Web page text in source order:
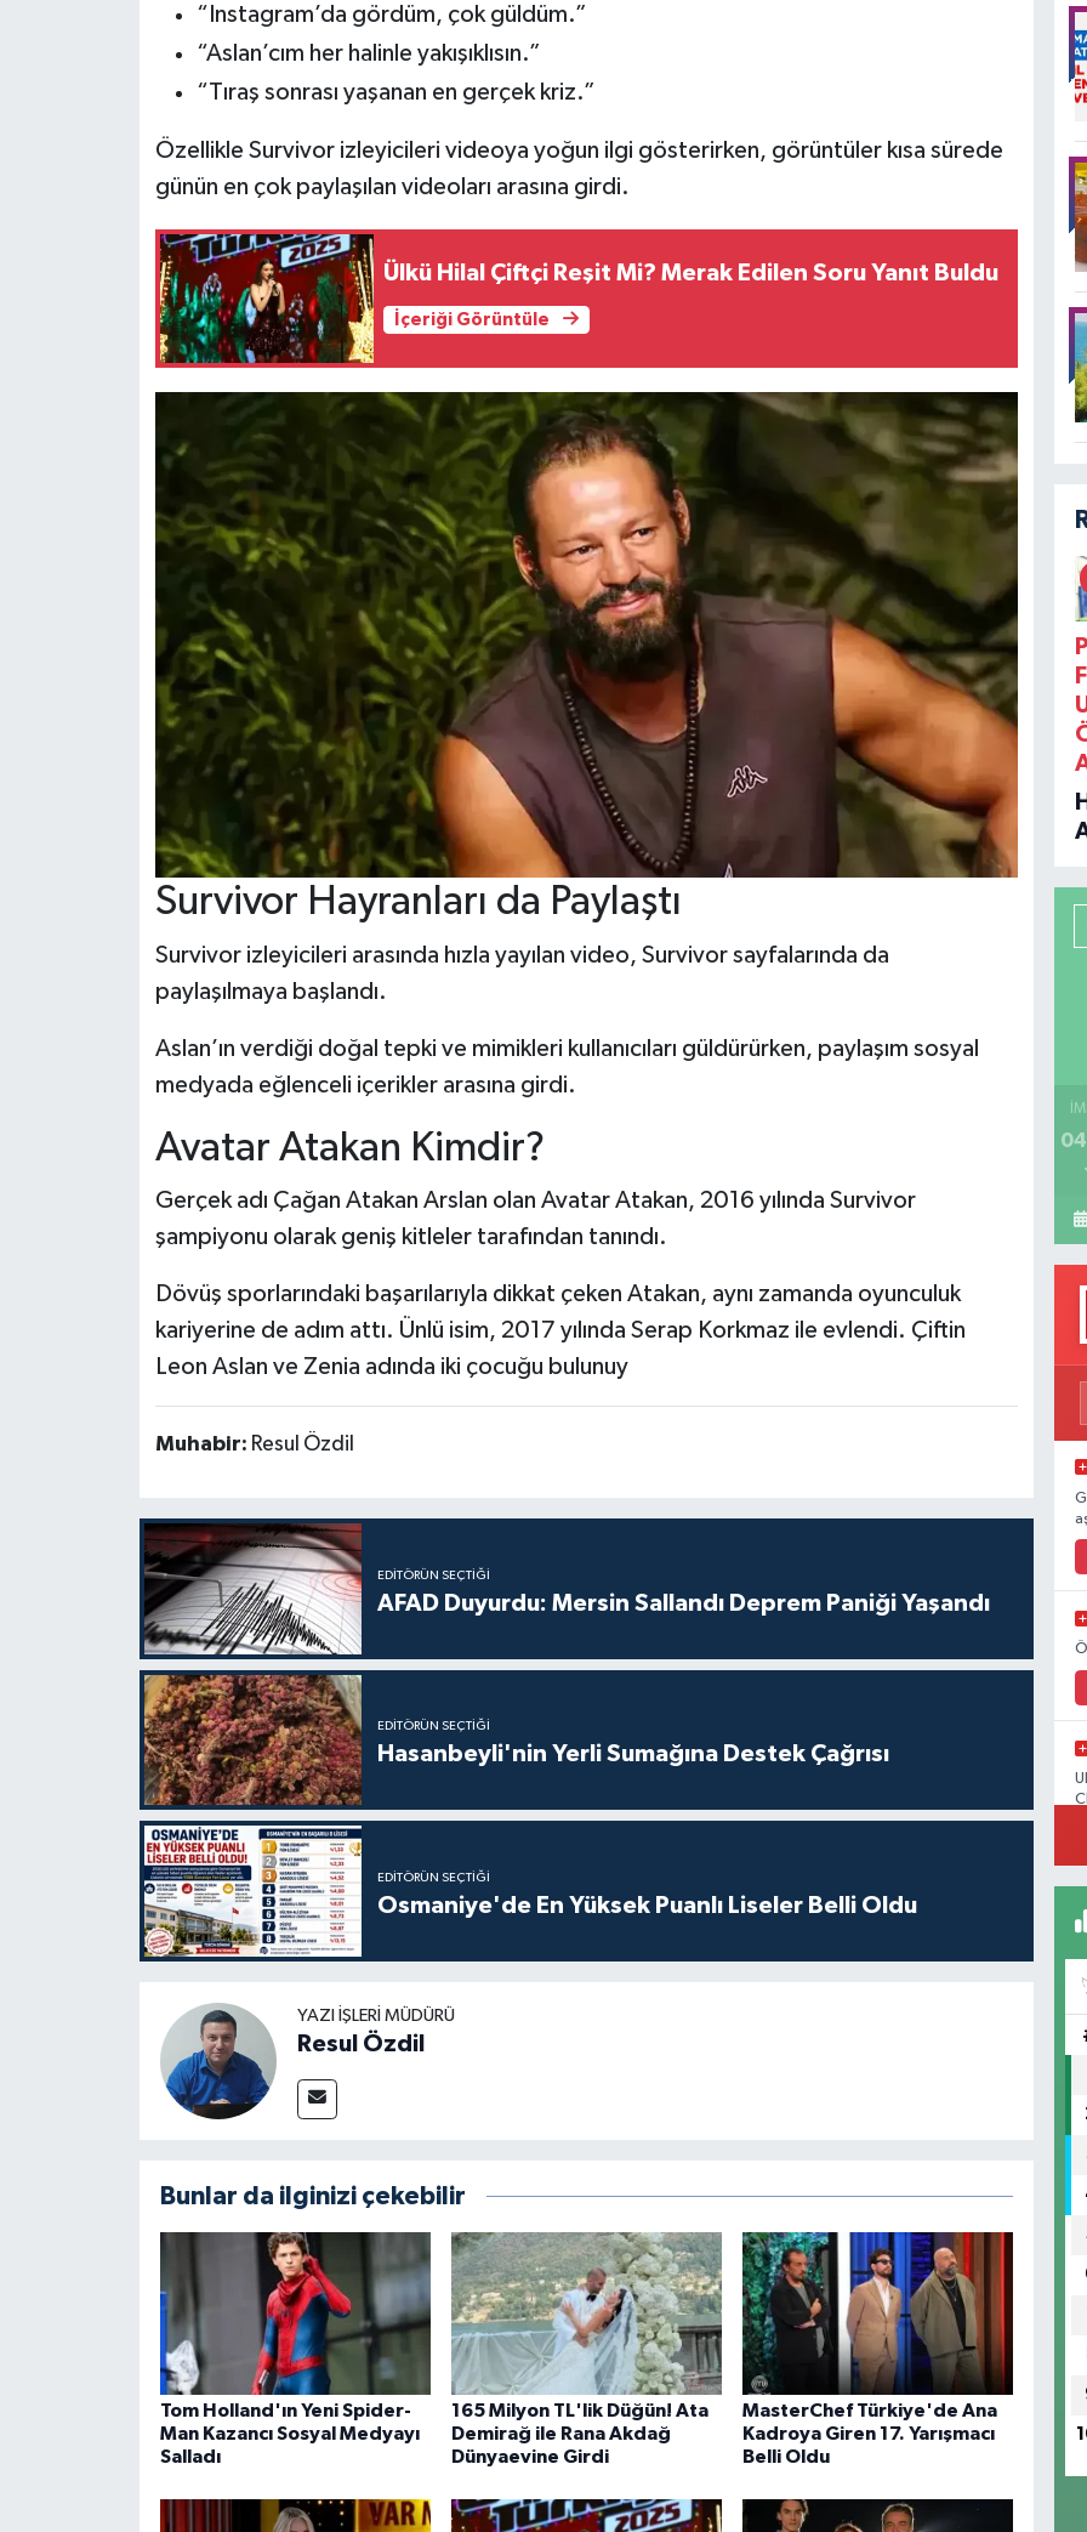
“Instagram’da gördüm, çok güldüm.”
“Aslan’cım her halinle yakışıklısın.”
“Tıraş sonrası yaşanan en gerçek kriz.”
Özellikle Survivor izleyicileri videoya yoğun ilgi gösterirken, görüntüler kısa sürede
günün en çok paylaşılan videoları arasına girdi.
Ülkü Hilal Çiftçi Reşit Mi? Merak Edilen Soru Yanıt Buldu
İçeriği Görüntüle
Survivor Hayranları da Paylaştı
Survivor izleyicileri arasında hızla yayılan video, Survivor sayfalarında da
paylaşılmaya başlandı.
Aslan’ın verdiği doğal tepki ve mimikleri kullanıcıları güldürürken, paylaşım sosyal
medyada eğlenceli içerikler arasına girdi.
Avatar Atakan Kimdir?
Gerçek adı Çağan Atakan Arslan olan Avatar Atakan, 2016 yılında Survivor
şampiyonu olarak geniş kitleler tarafından tanındı.
Dövüş sporlarındaki başarılarıyla dikkat çeken Atakan, aynı zamanda oyunculuk
kariyerine de adım attı. Ünlü isim, 2017 yılında Serap Korkmaz ile evlendi. Çiftin
Leon Aslan ve Zenia adında iki çocuğu bulunuy
Muhabir: Resul Özdil
EDITÖRÜN SEÇTIĞI
AFAD Duyurdu: Mersin Sallandı Deprem Paniği Yaşandı
EDITÖRÜN SEÇTIĞI
Hasanbeyli'nin Yerli Sumağına Destek Çağrısı
EDITÖRÜN SEÇTIĞI
Osmaniye'de En Yüksek Puanlı Liseler Belli Oldu
YAZI İŞLERI MÜDÜRÜ
Resul Özdil
Bunlar da ilginizi çekebilir
Tom Holland'ın Yeni Spider-
Man Kazancı Sosyal Medyayı
Salladı
165 Milyon TL'lik Düğün! Ata
Demirağ ile Rana Akdağ
Dünyaevine Girdi
MasterChef Türkiye'de Ana
Kadroya Giren 17. Yarışmacı
Belli Oldu